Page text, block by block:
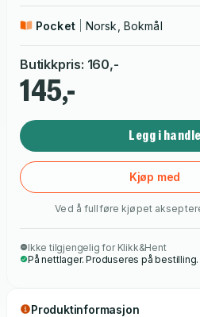
seg? Lærer de noe?
kunne vært deg.
Pocket Norsk, Bokmål
Butikkpris: 160,-
145,-
Legg i
Kjøp med
Ved å fullføre kjøpet
Ikke tilgjengelig for Klikk&Hent
På nettlager. Produseres på
Produktinformasjon